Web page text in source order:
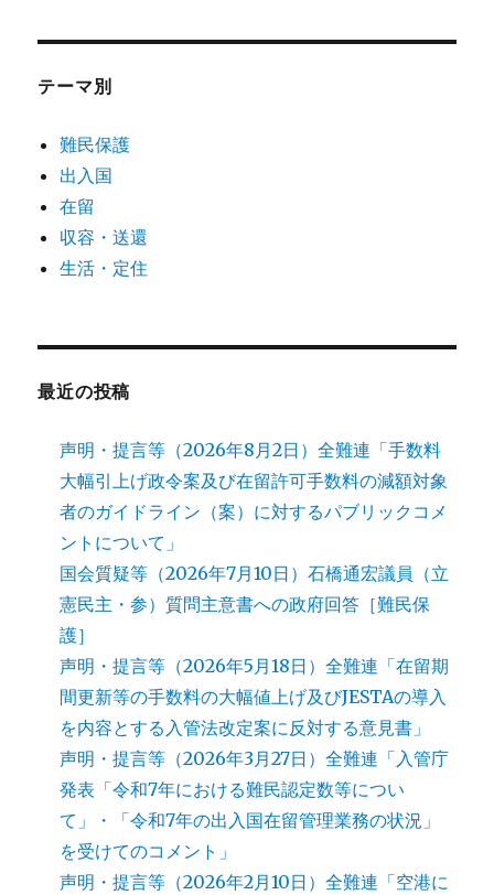
テーマ別
難民保護
出入国
在留
収容・送還
生活・定住
最近の投稿
声明・提言等（2026年8月2日）全難連「手数料
大幅引上げ政令案及び在留許可手数料の減額対象
者のガイドライン（案）に対するパブリックコメ
ントについて」
国会質疑等（2026年7月10日）石橋通宏議員（立
憲民主・参）質問主意書への政府回答［難民保
護］
声明・提言等（2026年5月18日）全難連「在留期
間更新等の手数料の大幅値上げ及びJESTAの導入
を内容とする入管法改定案に反対する意見書」
声明・提言等（2026年3月27日）全難連「入管庁
発表「令和7年における難民認定数等につい
て」・「令和7年の出入国在留管理業務の状況」
を受けてのコメント」
声明・提言等（2026年2月10日）全難連「空港に